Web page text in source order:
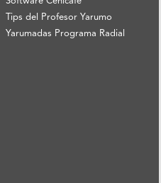
Tips del Profesor Yarumo
Yarumadas Programa Radial